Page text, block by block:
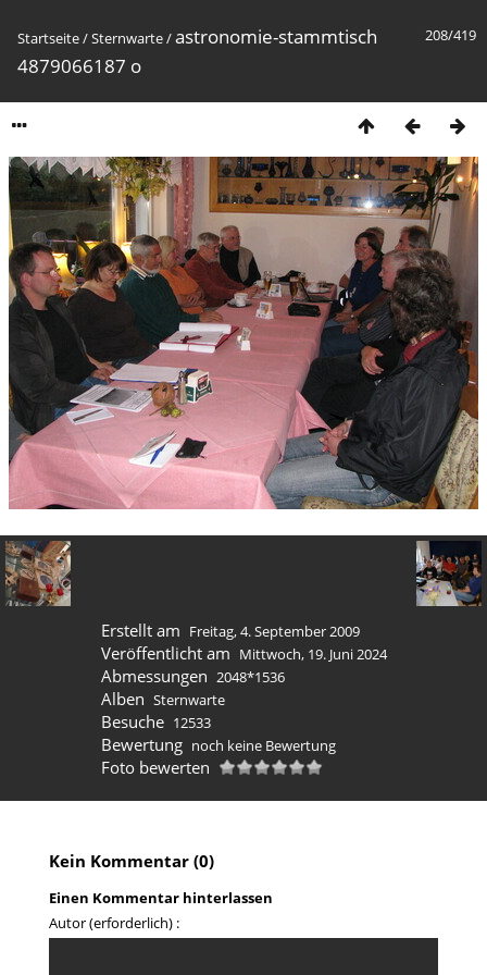
208/419
Startseite/Sternwarte/astronomie-stammtisch
4879066187 o
Erstellt am Freitag, 4. September 2009
Veröffentlicht am Mittwoch, 19. Juni 2024
Abmessungen 2048*1536
Alben Sternwarte
Besuche 12533
Bewertung noch keine Bewertung
Foto bewerten
Kein Kommentar (0)
Einen Kommentar hinterlassen
Autor (erforderlich) :